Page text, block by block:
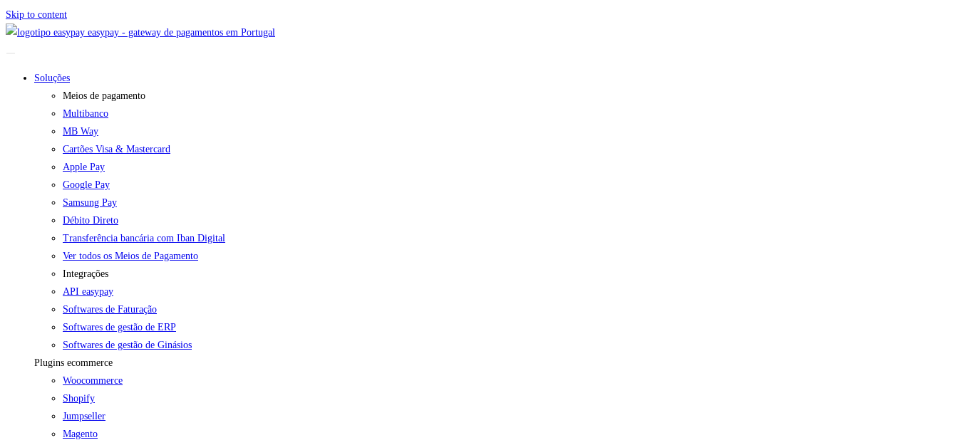
Skip to content
easypay - gateway de pagamentos em Portugal
Soluções
Meios de pagamento
Multibanco
MB Way
Cartões Visa & Mastercard
Apple Pay
Google Pay
Samsung Pay
Débito Direto
Transferência bancária com Iban Digital
Ver todos os Meios de Pagamento
Integrações
API easypay
Softwares de Faturação
Softwares de gestão de ERP
Softwares de gestão de Ginásios
Plugins ecommerce
Woocommerce
Shopify
Jumpseller
Magento